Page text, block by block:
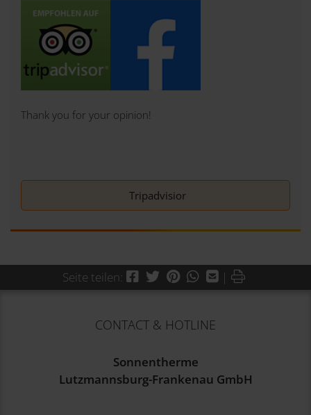
Thank you for your opinion!
Tripadvisior
Seite teilen: Facebook
Twitter
PinterestWhatsApp
Mail
| Drucken
CONTACT & HOTLINE
Sonnentherme
Lutzmannsburg-Frankenau GmbH